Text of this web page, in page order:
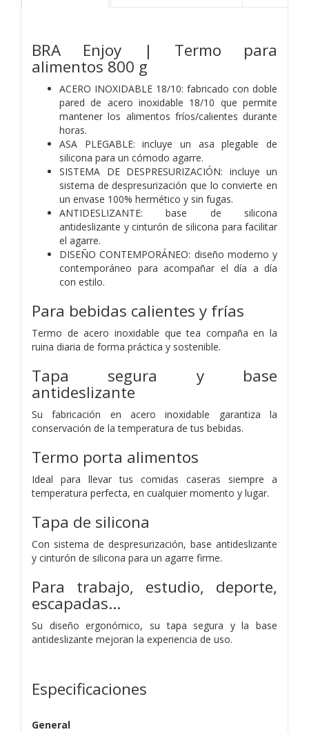
BRA Enjoy | Termo para
alimentos 800 g
ACERO INOXIDABLE 18/10: fabricado con doble
pared de acero inoxidable 18/10 que permite
mantener los alimentos fríos/calientes durante
horas.
ASA PLEGABLE: incluye un asa plegable de
silicona para un cómodo agarre.
SISTEMA DE DESPRESURIZACIÓN: incluye un
sistema de despresurización que lo convierte en
un envase 100% hermético y sin fugas.
ANTIDESLIZANTE: base de silicona
antideslizante y cinturón de silicona para facilitar
el agarre.
DISEÑO CONTEMPORÁNEO: diseño moderno y
contemporáneo para acompañar el día a día
con estilo.
Para bebidas calientes y frías
Termo de acero inoxidable que tea compaña en la
ruina diaria de forma práctica y sostenible.
Tapa segura y base
antideslizante
Su fabricación en acero inoxidable garantiza la
conservación de la temperatura de tus bebidas.
Termo porta alimentos
Ideal para llevar tus comidas caseras siempre a
temperatura perfecta, en cualquier momento y lugar.
Tapa de silicona
Con sistema de despresurización, base antideslizante
y cinturón de silicona para un agarre firme.
Para trabajo, estudio, deporte,
escapadas...
Su diseño ergonómico, su tapa segura y la base
antideslizante mejoran la experiencia de uso.
Especificaciones
General